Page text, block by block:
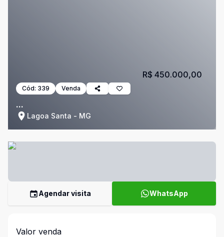
Cód: 339 Venda
...
Lagoa Santa - MG
R$ 450.000,00
Agendar visita WhatsApp
Valor venda